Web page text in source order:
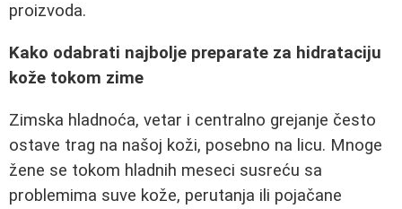
proizvoda.
Kako odabrati najbolje preparate za hidrataciju
kože tokom zime
Zimska hladnoća, vetar i centralno grejanje često
ostave trag na našoj koži, posebno na licu. Mnoge
žene se tokom hladnih meseci susreću sa
problemima suve kože, perutanja ili pojačane